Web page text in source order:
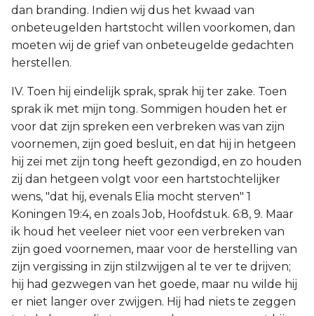
dan branding. Indien wij dus het kwaad van
onbeteugelden hartstocht willen voorkomen, dan
moeten wij de grief van onbeteugelde gedachten
herstellen.
IV. Toen hij eindelijk sprak, sprak hij ter zake. Toen
sprak ik met mijn tong. Sommigen houden het er
voor dat zijn spreken een verbreken was van zijn
voornemen, zijn goed besluit, en dat hij in hetgeen
hij zei met zijn tong heeft gezondigd, en zo houden
zij dan hetgeen volgt voor een hartstochtelijker
wens, "dat hij, evenals Elia mocht sterven" 1
Koningen 19:4, en zoals Job, Hoofdstuk. 6:8, 9. Maar
ik houd het veeleer niet voor een verbreken van
zijn goed voornemen, maar voor de herstelling van
zijn vergissing in zijn stilzwijgen al te ver te drijven;
hij had gezwegen van het goede, maar nu wilde hij
er niet langer over zwijgen. Hij had niets te zeggen